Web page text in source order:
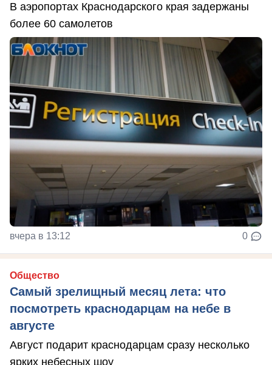
В аэропортах Краснодарского края задержаны
более 60 самолетов
вчера в 13:12 0
Общество
Самый зрелищный месяц лета: что
посмотреть краснодарцам на небе в
августе
Август подарит краснодарцам сразу несколько
ярких небесных шоу